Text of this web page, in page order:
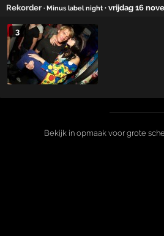
Rekorder · Minus label night · vrijdag 16
3
Bekijk in opmaak voor grote